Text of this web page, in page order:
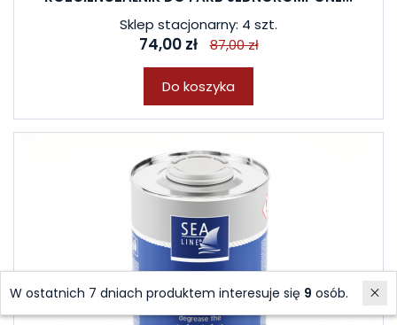
Sklep stacjonarny: 4 szt.
74,00 zł 87,00 zł
Do koszyka
W ostatnich 7 dniach produktem interesuje się 9 osób.